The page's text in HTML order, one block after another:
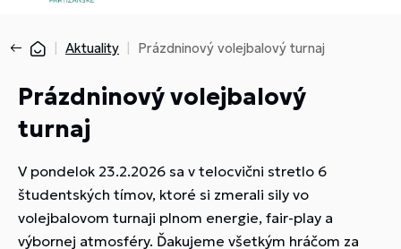
Aktuality Prázdninový volejbalový turnaj
Prázdninový volejbalový
turnaj
V pondelok 23.2.2026 sa v telocvični stretlo 6
študentských tímov, ktoré si zmerali sily vo
volejbalovom turnaji plnom energie, fair-play a
výbornej atmosféry. Ďakujeme všetkým hráčom za